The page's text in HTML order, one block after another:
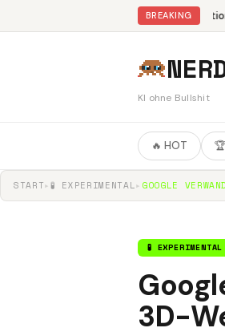
BREAKING
KI ohne Bullshit
🔥 HOT
START▸ 🧪 EXPERIMENTAL▸ GOOGLE
🧪 EXPERIMENTAL
3D-